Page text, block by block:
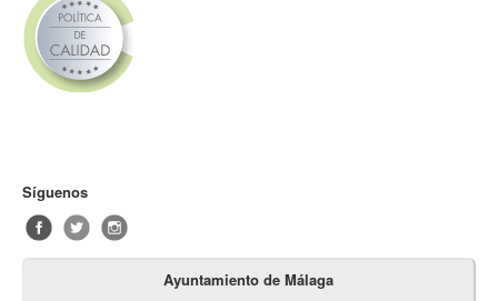
Síguenos
Ayuntamiento de Málaga